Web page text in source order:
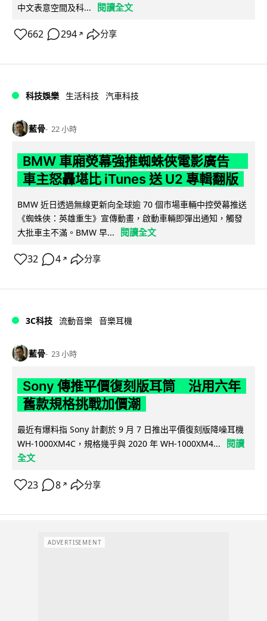
中文表意空間及科...
閱讀全文
662 294 ↗ 分享
科技娛樂 生活科技 汽車科技
藍骨 22 小時
BMW 車廂熒幕強推蜘蛛俠電影廣告
車主怒轟堪比 iTunes 送 U2 專輯翻版
BMW 近日透過無線更新向全球逾 70 個市場車輛中控熒幕推送
《蜘蛛俠：英雄重生》宣傳動畫，啟動車輛即彈出通知，觸發
大批車主不滿。BMW 早...
閱讀全文
32 4 ↗ 分享
3C科技 流動音樂 音樂耳機
藍骨 23 小時
Sony 傳推平價復刻版耳筒 沿用六年
舊款規格挑戰加價潮
最近有爆料指 Sony 計劃於 9 月 7 日推出平價復刻版降噪耳機
WH-1000XM4C，規格幾乎與 2020 年 WH-1000XM4...
閱讀
全文
23 8 ↗ 分享
ADVERTISEMENT